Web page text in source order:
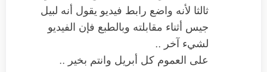
ثالثا لأنه واضع رابط فيديو يقول أنه لبيل
جيس أثناء مقابلته وبالطبع فإن الفيديو
لشيء آخر ..
على العموم كل أبريل وانتم بخير ..